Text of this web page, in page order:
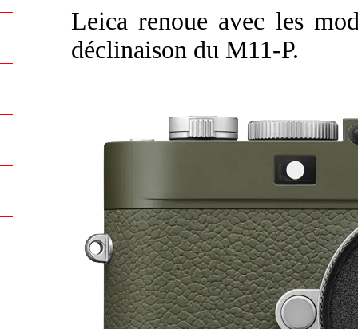
Leica renoue avec les
déclinaison du M11-P.